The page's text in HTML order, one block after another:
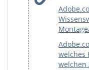
welches
welchen